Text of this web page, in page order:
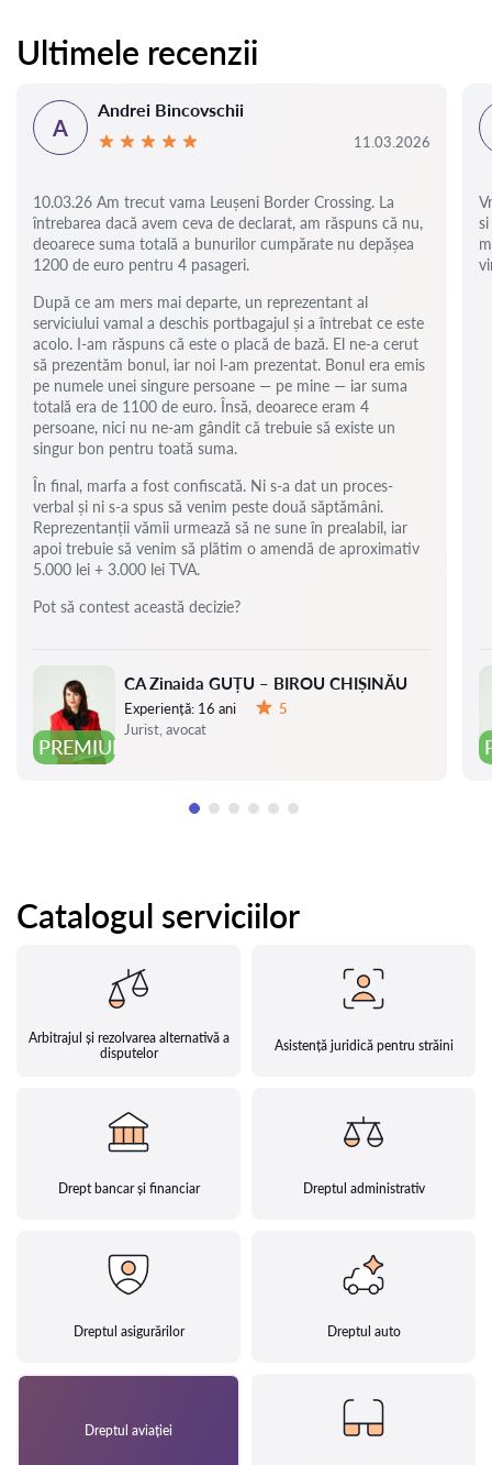
Ultimele recenzii
PREMIUM
CA Zinaida GUȚU – BIROU CHIȘINĂU
Experiență: 16 ani
5
Jurist, avocat
A
Andrei Bincovschii
11.03.2026
10.03.26 Am trecut vama Leușeni Border Crossing. La
întrebarea dacă avem ceva de declarat, am răspuns că nu,
deoarece suma totală a bunurilor cumpărate nu depășea
1200 de euro pentru 4 pasageri.
După ce am mers mai departe, un reprezentant al
serviciului vamal a deschis portbagajul și a întrebat ce este
acolo. I-am răspuns că este o placă de bază. El ne-a cerut
să prezentăm bonul, iar noi l-am prezentat. Bonul era emis
pe numele unei singure persoane — pe mine — iar suma
totală era de 1100 de euro. Însă, deoarece eram 4
persoane, nici nu ne-am gândit că trebuie să existe un
singur bon pentru toată suma.
În final, marfa a fost confiscată. Ni s-a dat un proces-
verbal și ni s-a spus să venim peste două săptămâni.
Reprezentanții vămii urmează să ne sune în prealabil, iar
apoi trebuie să venim să plătim o amendă de aproximativ
5.000 lei + 3.000 lei TVA.
Pot să contest această decizie?
Catalogul serviciilor
Arbitrajul și rezolvarea alternativă a
disputelor
Asistență juridică pentru străini
Drept bancar și financiar Dreptul administrativ
Dreptul asigurărilor Dreptul auto
Dreptul aviației